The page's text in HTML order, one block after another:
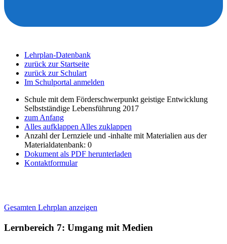
Lehrplan-Datenbank
zurück zur Startseite
zurück zur Schulart
Im Schulportal anmelden
Schule mit dem Förderschwerpunkt geistige Entwicklung
Selbstständige Lebensführung 2017
zum Anfang
Alles aufklappen Alles zuklappen
Anzahl der Lernziele und -inhalte mit Materialien aus der
Materialdatenbank: 0
Dokument als PDF herunterladen
Kontaktformular
Gesamten Lehrplan anzeigen
Lernbereich 7: Umgang mit Medien